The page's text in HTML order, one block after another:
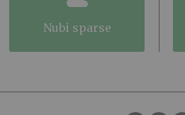
nubi sparse